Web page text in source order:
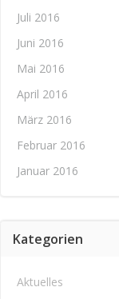
Juli 2016
Juni 2016
Mai 2016
April 2016
März 2016
Februar 2016
Januar 2016
Kategorien
Aktuelles